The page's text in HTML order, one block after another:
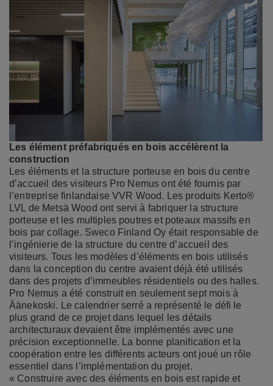
Les élément préfabriqués en bois accélèrent la
construction
Les éléments et la structure porteuse en bois du centre
d’accueil des visiteurs Pro Nemus ont été fournis par
l’entreprise finlandaise VVR Wood. Les produits Kerto®
LVL de Metsä Wood ont servi à fabriquer la structure
porteuse et les multiples poutres et poteaux massifs en
bois par collage. Sweco Finland Oy était responsable de
l’ingénierie de la structure du centre d’accueil des
visiteurs. Tous les modèles d’éléments en bois utilisés
dans la conception du centre avaient déjà été utilisés
dans des projets d’immeubles résidentiels ou des halles.
Pro Nemus a été construit en seulement sept mois à
Äänekoski. Le calendrier serré a représenté le défi le
plus grand de ce projet dans lequel les détails
architecturaux devaient être implémentés avec une
précision exceptionnelle. La bonne planification et la
coopération entre les différents acteurs ont joué un rôle
essentiel dans l’implémentation du projet.
« Construire avec des éléments en bois est rapide et